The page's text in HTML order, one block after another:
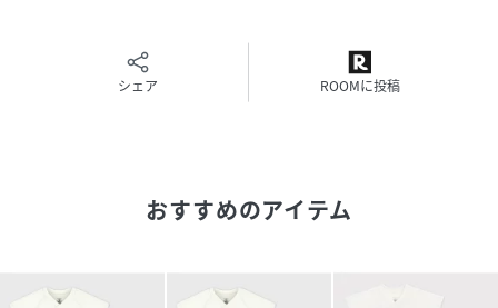
シェア ROOMに投稿
おすすめのアイテム